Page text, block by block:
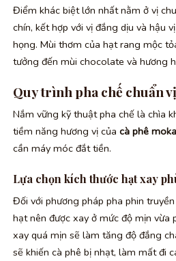
Điểm khác biệt lớn nhất nằm ở vị
chín, kết hợp với vị đắng dịu và hậu
họng. Mùi thơm của hạt rang mộc
tưởng đến mùi chocolate và hương
Quy trình pha chế chuẩn
Nắm vững kỹ thuật pha chế là chìa
tiềm năng hương vị của cà phê
cần máy móc đắt tiền.
Lựa chọn kích thước hạt xay
Đối với phương pháp pha phin
hạt nên được xay ở mức độ mịn vừa
xay quá mịn sẽ làm tăng độ đắng
sẽ khiến cà phê bị nhạt, làm mất đi